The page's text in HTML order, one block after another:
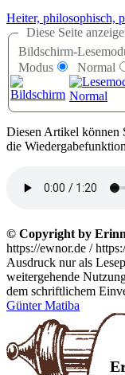
Heiter, philosophisch,
Diese Seite
Bildschirm-
Modus
Normal
Diesen Artikel können
die
© Copyright by
https://ewnor.de /
Ausdruck nur als
weitergehende
dem schriftlichem
Günter Matiba